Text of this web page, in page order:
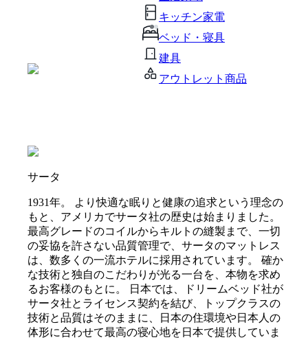
キッチン家電
ベッド・寝具
建具
アウトレット商品
サータ
1931年。 より快適な眠りと健康の追求という理念の
もと、アメリカでサータ社の歴史は始まりました。
最高グレードのコイルからキルトの縫製まで、一切
の妥協を許さない品質管理で、サータのマットレス
は、数多くの一流ホテルに採用されています。 確か
な技術と独自のこだわりが光る一台を、本物を求め
るお客様のもとに。 日本では、ドリームベッド社が
サータ社とライセンス契約を結び、トップクラスの
技術と品質はそのままに、日本の住環境や日本人の
体形に合わせて最高の寝心地を日本で提供していま